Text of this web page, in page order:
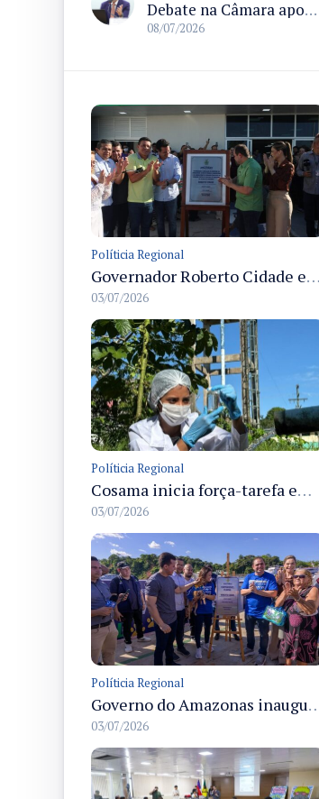
Debate na Câmara aponta riscos da exposição massiva de apostas esportivas e pede regras para publicidade
08/07/2026
Políticia Regional
Governador Roberto Cidade entrega readequação do ambulatório da FCecon e amplia capacidade de atendimento oncológico em Manaus
03/07/2026
Políticia Regional
Cosama inicia força-tarefa em Anamã para fortalecer abastecimento de água e segurança hídrica da população
03/07/2026
Políticia Regional
Governo do Amazonas inaugura primeiro Castramóvel Fluvial para
03/07/2026